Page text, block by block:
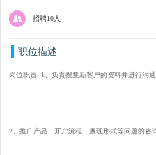
招聘10人
职位描述
岗位职责: 1、负责搜集新客户的资料并进行沟
2、推广产品、开户流程、展现形式等问题的咨